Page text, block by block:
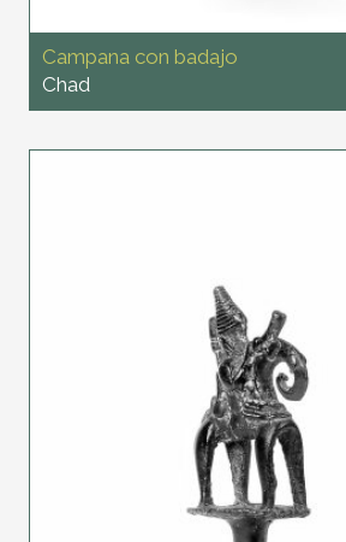
Campana con badajo
Chad